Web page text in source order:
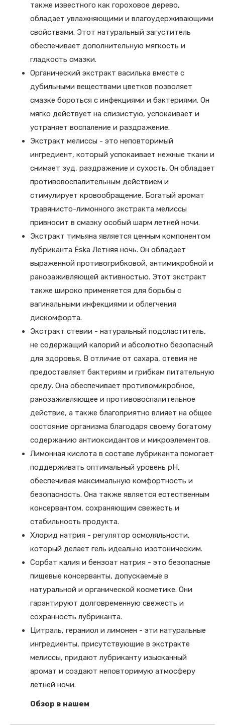
также известного как гороховое дерево,
обладает увлажняющими и влагоудерживающими
свойствами. Этот натуральный загуститель
обеспечивает дополнительную мягкость и
гладкость смазки.
Органический экстракт василька вместе с
дубильными веществами цветков позволяет
смазке бороться с инфекциями и бактериями. Он
мягко действует на слизистую, успокаивает и
устраняет воспаление и раздражение.
Экстракт мелиссы - это неповторимый
ингредиент, который успокаивает нежные ткани и
снимает зуд, раздражение и сухость. Он обладает
противовоспалительным действием и
стимулирует кровообращение. Богатый аромат
травянисто-лимонного экстракта мелиссы
привносит в смазку особый шарм летней ночи.
Экстракт тимьяна является ценным компонентом
лубриканта Ёska Летняя ночь. Он обладает
выраженной противогрибковой, антимикробной и
ранозаживляющей активностью. Этот экстракт
также широко применяется для борьбы с
вагинальными инфекциями и облегчения
дискомфорта.
Экстракт стевии - натуральный подсластитель,
не содержащий калорий и абсолютно безопасный
для здоровья. В отличие от сахара, стевия не
предоставляет бактериям и грибкам питательную
среду. Она обеспечивает противомикробное,
ранозаживляющее и противовоспалительное
действие, а также благоприятно влияет на общее
состояние организма благодаря своему богатому
содержанию антиоксидантов и микроэлементов.
Лимонная кислота в составе лубриканта помогает
поддерживать оптимальный уровень рН,
обеспечивая максимальную комфортность и
безопасность. Она также является естественным
консервантом, сохраняющим свежесть и
стабильность продукта.
Хлорид натрия - регулятор осмоляльности,
который делает гель идеально изотоническим.
Сорбат калия и бензоат натрия - это безопасные
пищевые консерванты, допускаемые в
натуральной и органической косметике. Они
гарантируют долговременную свежесть и
сохранность лубриканта.
Цитраль, гераниол и лимонен - эти натуральные
ингредиенты, присутствующие в экстракте
мелиссы, придают лубриканту изысканный
аромат и создают неповторимую атмосферу
летней ночи.
Обзор в нашем